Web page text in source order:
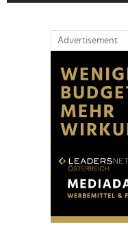
Partner führen diese
weiteren Daten
haben oder die sie im
gesammelt haben.
Advertisement